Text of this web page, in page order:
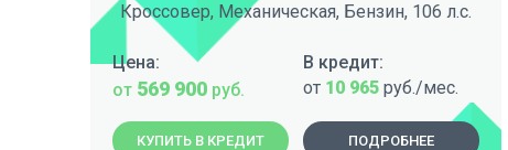
Кроссовер, Механическая, Бензин, 106 л.с.
Цена:
от 569 900 руб.
В кредит:
от 10 965руб./мес.
КУПИТЬ В КРЕДИТ ПОДРОБНЕЕ